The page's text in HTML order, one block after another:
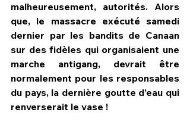
malheureusement, autorités. Alors
que, le massacre exécuté samedi
dernier par les bandits de Canaan
sur des fidèles qui organisaient une
marche antigang, devrait être
normalement pour les responsables
du pays, la dernière goutte d’eau qui
renverserait le vase !